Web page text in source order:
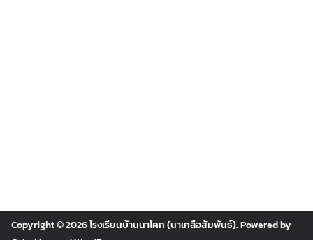
Copyright © 2026โรงเรียนบ้านนาโคก (นาเกลือสัมพันธ์). Powered by